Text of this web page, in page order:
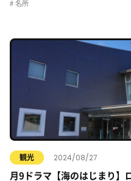
名所
観光 2024/08/27
月9ドラマ【海のはじまり】